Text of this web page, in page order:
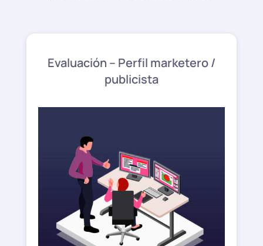
Evaluación – Perfil marketero /
publicista